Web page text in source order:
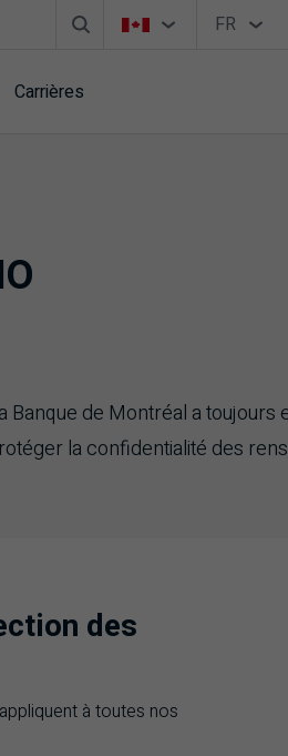
Barre de recherche
Sélecteur de pays
Vous êtes sur le
Sélecteur
FR
Français
Carrières
Banque de Montréal a toujours
la confidentialité des
des
à toutes nos